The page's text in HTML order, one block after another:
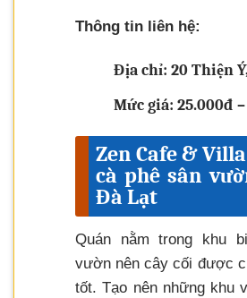
Thông tin liên hệ:
Địa chỉ: 20 Thiện
Mức giá: 25.000đ
Zen Cafe &
cà phê sân
Đà Lạt
Quán nằm trong khu
vườn nên cây cối được
tốt. Tạo nên những khu